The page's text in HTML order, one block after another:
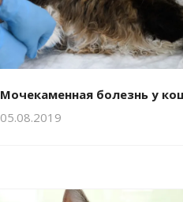
Мочекаменная болезнь у
05.08.2019